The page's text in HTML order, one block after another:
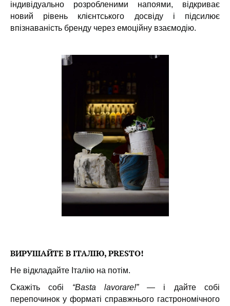
індивідуально розробленими напоями, відкриває
новий рівень клієнтського досвіду і підсилює
впізнаваність бренду через емоційну взаємодію.
ВИРУШАЙТЕ В ІТАЛІЮ, PRESTO!
Не відкладайте Італію на потім.
Скажіть собі “Basta lavorare!”— і дайте собі
перепочинок у форматі справжнього гастрономічного